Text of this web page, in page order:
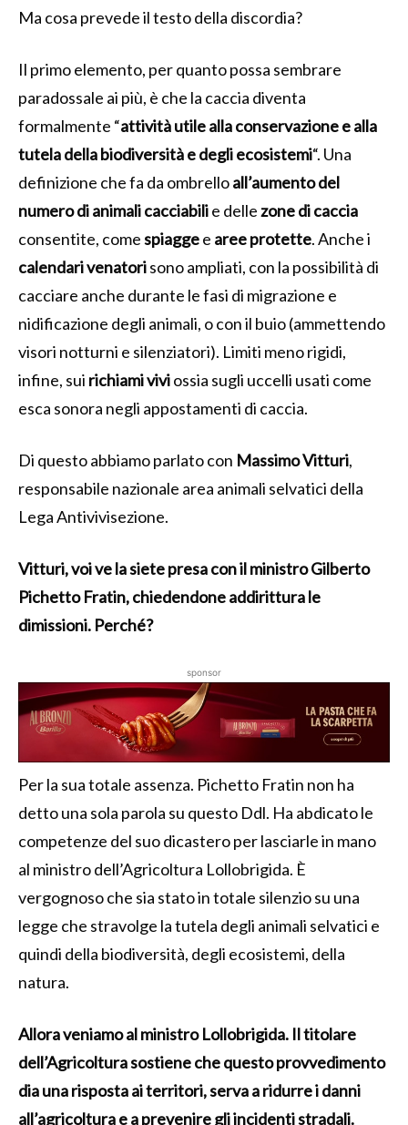
Ma cosa prevede il testo della discordia?
Il primo elemento, per quanto possa sembrare
paradossale ai più, è che la caccia diventa
formalmente “attività utile alla conservazione e alla
tutela della biodiversità e degli ecosistemi“. Una
definizione che fa da ombrelloall’aumento del
numero di animali cacciabilie dellezone di caccia
consentite, comespiaggee aree protette. Anche i
calendari venatorisono ampliati, con la possibilità di
cacciare anche durante le fasi di migrazione e
nidificazione degli animali, o con il buio (ammettendo
visori notturni e silenziatori). Limiti meno rigidi,
infine, sui richiami viviossia sugli uccelli usati come
esca sonora negli appostamenti di caccia.
Di questo abbiamo parlato con Massimo Vitturi,
responsabile nazionale area animali selvatici della
Lega Antivivisezione.
Vitturi, voi ve la siete presa con il ministro Gilberto
Pichetto Fratin, chiedendone addirittura le
dimissioni. Perché?
sponsor
Per la sua totale assenza. Pichetto Fratin non ha
detto una sola parola su questo Ddl. Ha abdicato le
competenze del suo dicastero per lasciarle in mano
al ministro dell’Agricoltura Lollobrigida. È
vergognoso che sia stato in totale silenzio su una
legge che stravolge la tutela degli animali selvatici e
quindi della biodiversità, degli ecosistemi, della
natura.
Allora veniamo al ministro Lollobrigida. Il titolare
dell’Agricoltura sostiene che questo provvedimento
dia una risposta ai territori, serva a ridurre i danni
all’agricoltura e a prevenire gli incidenti stradali.